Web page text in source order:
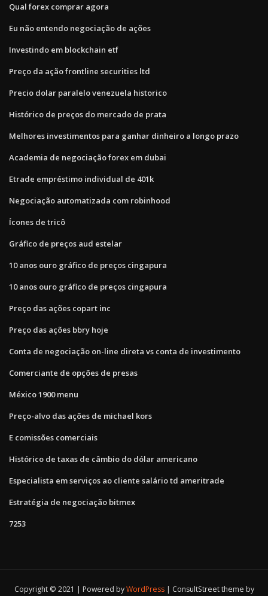
Qual forex comprar agora
Eu não entendo negociação de ações
Investindo em blockchain etf
Preço da ação frontline securities ltd
Precio dolar paralelo venezuela historico
Histórico de preços do mercado de prata
Melhores investimentos para ganhar dinheiro a longo prazo
Academia de negociação forex em dubai
Etrade empréstimo individual de 401k
Negociação automatizada com robinhood
Ícones de tricô
Gráfico de preços aud estelar
10 anos ouro gráfico de preços cingapura
10 anos ouro gráfico de preços cingapura
Preço das ações copart inc
Preço das ações bbry hoje
Conta de negociação on-line direta vs conta de investimento
Comerciante de opções de presas
México 1900 menu
Preço-alvo das ações de michael kors
E comissões comerciais
Histórico de taxas de câmbio do dólar americano
Especialista em serviços ao cliente salário td ameritrade
Estratégia de negociação bitmex
7253
Copyright © 2021 | Powered byWordPress ConsultStreet theme by